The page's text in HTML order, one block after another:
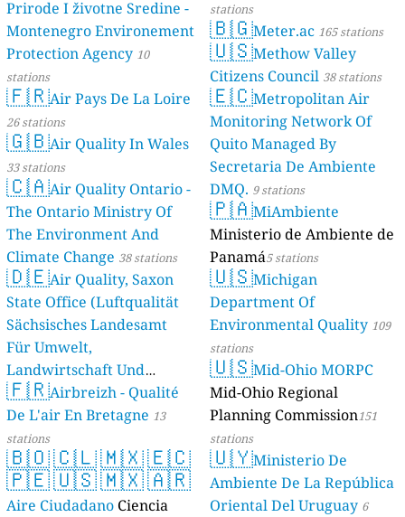
Prirode I životne Sredine -
Montenegro Environement
Protection Agency 10
stations
🇫🇷Air Pays De La Loire
26 stations
🇬🇧Air Quality In Wales
33 stations
🇨🇦Air Quality Ontario -
The Ontario Ministry Of
The Environment And
Climate Change 38 stations
🇩🇪Air Quality, Saxon
State Office (Luftqualität
Sächsisches Landesamt
Für Umwelt,
Landwirtschaft Und
Geologie) 50 stations
🇫🇷Airbreizh - Qualité
De L'air En Bretagne 13
stations
🇧🇴🇨🇱🇲🇽🇪🇨
🇵🇪🇺🇸🇲🇽🇦🇷
Aire Ciudadano Ciencia
stations
🇧🇬Meter.ac 165 stations
🇺🇸Methow Valley
Citizens Council 38 stations
🇪🇨Metropolitan Air
Monitoring Network Of
Quito Managed By
Secretaria De Ambiente
DMQ. 9 stations
🇵🇦MiAmbiente
Ministerio de Ambiente de
Panamá5 stations
🇺🇸Michigan
Department Of
Environmental Quality 109
stations
🇺🇸Mid-Ohio MORPC
Mid-Ohio Regional
Planning Commission151
stations
🇺🇾Ministerio De
Ambiente De La República
Oriental Del Uruguay 6